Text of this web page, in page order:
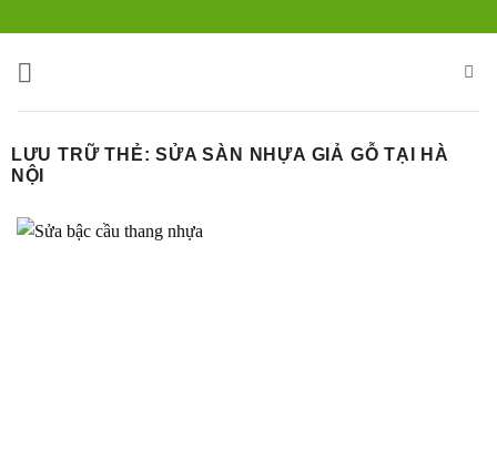
nội
LƯU TRỮ THẺ:SỬA SÀN NHỰA GIẢ GỖ TẠI HÀ
NỘI